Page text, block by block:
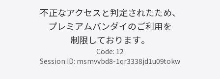
不正なアクセスと判定されたため、
プレミアムバンダイのご利用を
制限しております。
Code: 12
Session ID: msmvvbd8-1qr3338jd1u09tokw